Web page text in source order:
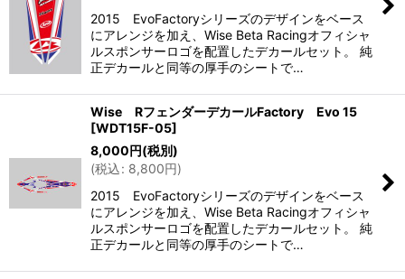
2015 EvoFactoryシリーズのデザインをベース
にアレンジを加え、Wise Beta Racingオフィシャ
ルスポンサーロゴを配置したデカールセット。 純
正デカールと同等の厚手のシートで…
Wise RフェンダーデカールFactory Evo 15
[WDT15F-05]
8,000円(税別)
(税込: 8,800円)
2015 EvoFactoryシリーズのデザインをベース
にアレンジを加え、Wise Beta Racingオフィシャ
ルスポンサーロゴを配置したデカールセット。 純
正デカールと同等の厚手のシートで…